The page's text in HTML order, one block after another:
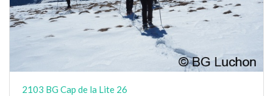
2103 BG Cap de la Lite 26